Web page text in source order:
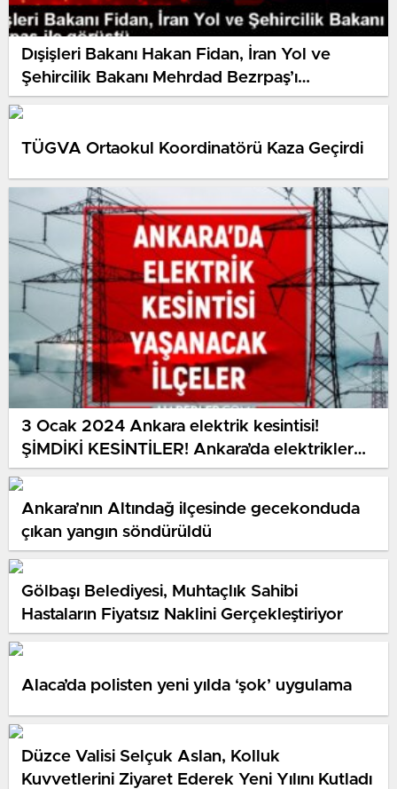
Dışişleri Bakanı Hakan Fidan, İran Yol ve
Şehircilik Bakanı Mehrdad Bezrpaş’ı
Ankara’da ağırladı
TÜGVA Ortaokul Koordinatörü Kaza Geçirdi
3 Ocak 2024 Ankara elektrik kesintisi!
ŞİMDİKİ KESİNTİLER! Ankara’da elektrikler
ne vakit gelecek?
Ankara’nın Altındağ ilçesinde gecekonduda
çıkan yangın söndürüldü
Gölbaşı Belediyesi, Muhtaçlık Sahibi
Hastaların Fiyatsız Naklini Gerçekleştiriyor
Alaca’da polisten yeni yılda ‘şok’ uygulama
Düzce Valisi Selçuk Aslan, Kolluk
Kuvvetlerini Ziyaret Ederek Yeni Yılını Kutladı